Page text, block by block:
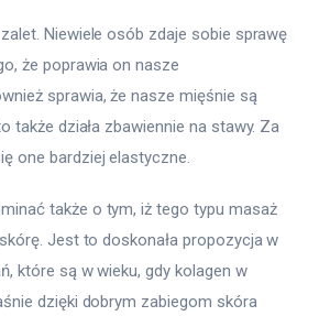
Niewiele osób zdaje sobie sprawę
że poprawia on nasze
sprawia, że nasze mięśnie są
także działa zbawiennie na stawy. Za
one bardziej elastyczne.
także o tym, iż tego typu masaż
Jest to doskonała propozycja w
które są w wieku, gdy kolagen w
dzięki dobrym zabiegom skóra